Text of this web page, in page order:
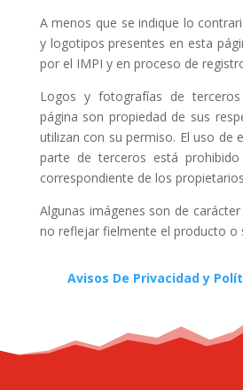
A menos que se indique lo
y logotipos presentes en esta
por el IMPI y en proceso de
Logos y fotografías de
página son propiedad de sus
utilizan con su permiso. El uso de
parte de terceros está
correspondiente de los
Algunas imágenes son de
no reflejar fielmente el producto o
Avisos De Privacidad y